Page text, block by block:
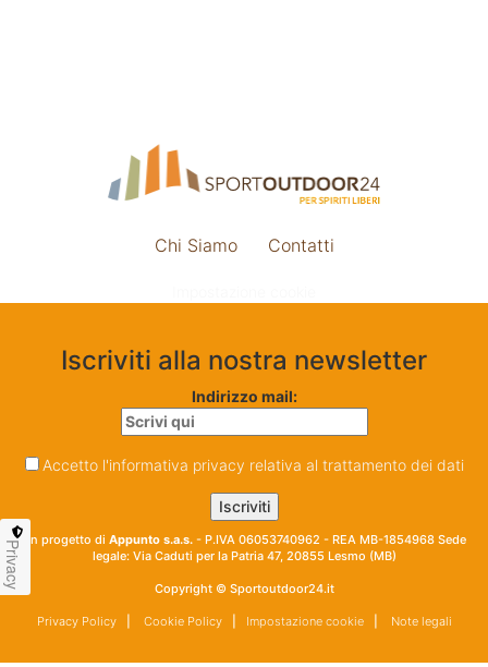
Chi Siamo Contatti
Iscriviti alla nostra newsletter
Indirizzo mail:
Accetto l'informativa privacy relativa al trattamento dei dati
Un progetto di Appunto s.a.s. - P.IVA 06053740962 - REA MB-1854968 Sede
legale: Via Caduti per la Patria 47, 20855 Lesmo (MB)
Copyright © Sportoutdoor24.it
Privacy Policy| Cookie Policy| Impostazione cookie| Note legali
Privacy